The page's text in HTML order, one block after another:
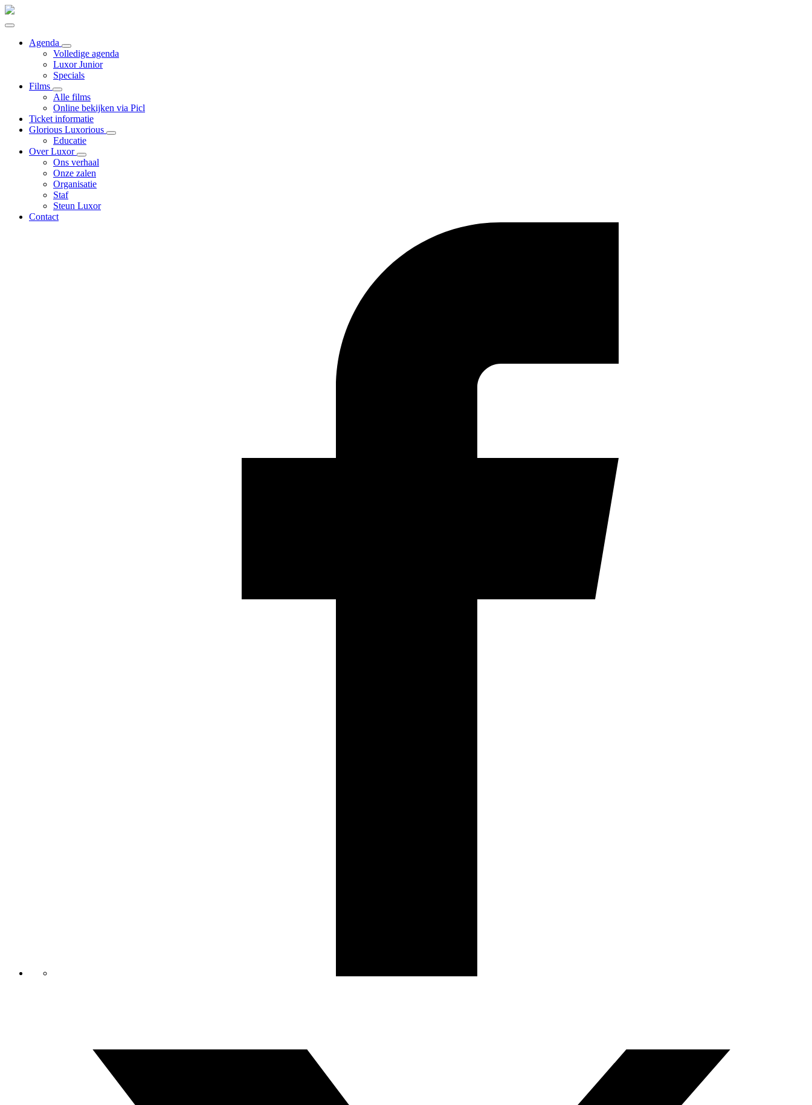
Agenda
Volledige agenda
Luxor Junior
Specials
Films
Alle films
Online bekijken via Picl
Ticket informatie
Glorious Luxorious
Educatie
Over Luxor
Ons verhaal
Onze zalen
Organisatie
Staf
Steun Luxor
Contact